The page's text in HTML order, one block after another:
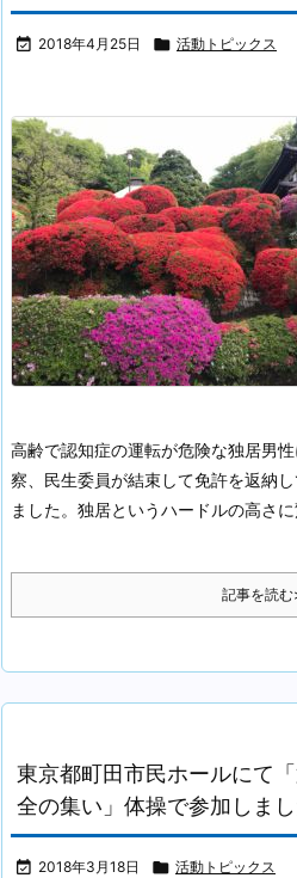
 2018年4月25日  活動トピックス
高齢で認知症の運転が危険な独居男
察、民生委員が結束して免許を返納
ました。独居というハードルの高さに
記事を読
東京都町田市民ホールにて
全の集い」体操で参加しまし
 2018年3月18日  活動トピックス